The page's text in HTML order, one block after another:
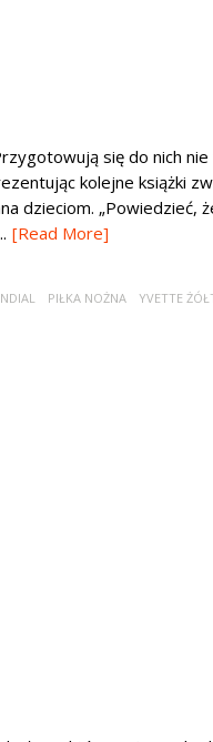
się do nich
kolejne książki
dzieciom. „Powiedzieć,
[Read More]
PIŁKA NOŻNA YVETTE